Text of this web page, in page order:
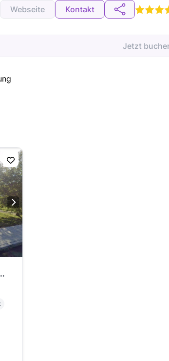
Webseite Kontakt
Jetzt
nur 1km zum Watt